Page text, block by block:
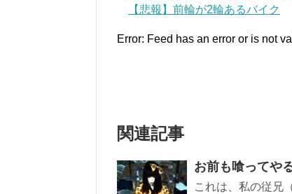
【悲報】前輪が2輪あるバイク
Error: Feed has an error or is not
関連記事
お前も喰ってや
これは、私の従兄